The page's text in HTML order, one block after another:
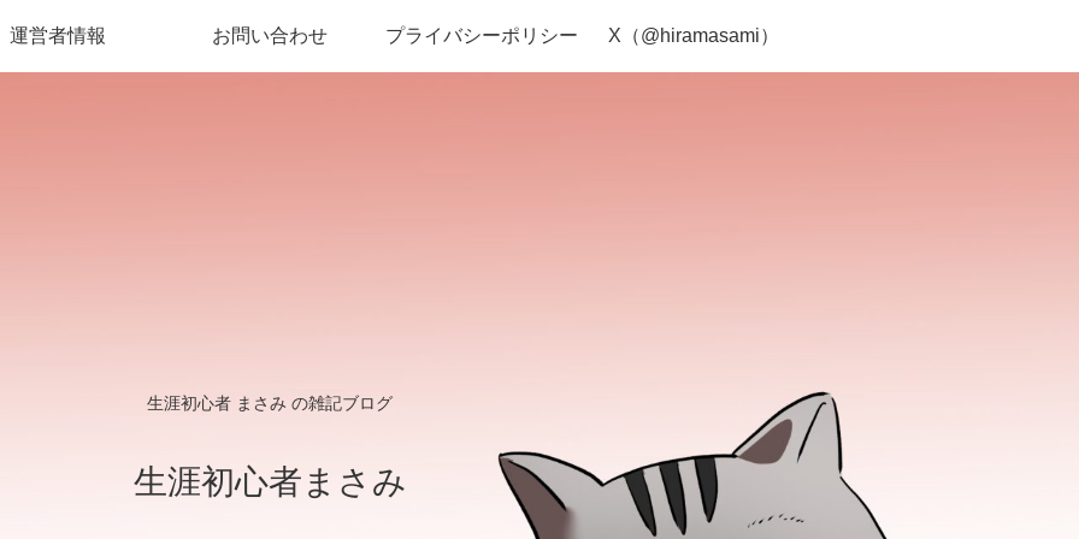
生涯初心者 まさみ の雑記ブログ
生涯初心者まさみ
運営者情報 お問い合わせ プライバシーポリシー X（@hiramasami）